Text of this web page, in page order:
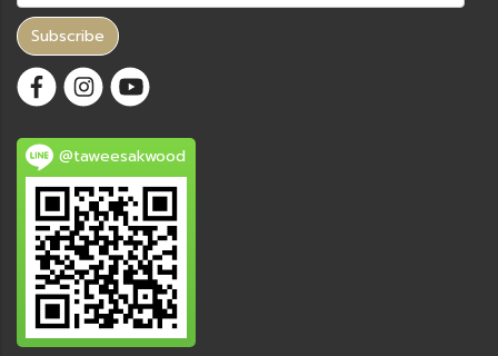
Subscribe
@taweesakwood